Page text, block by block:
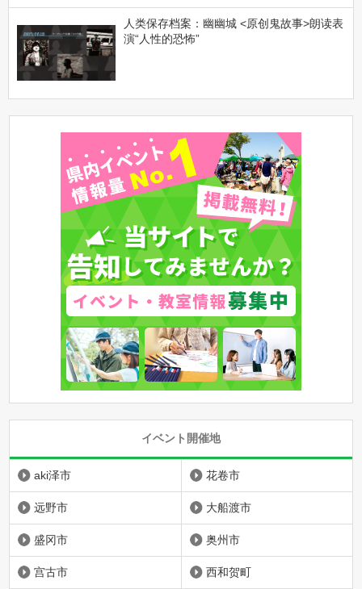
人类保存档案：幽幽城 <原创鬼故事>朗读表
演“人性的恐怖”
イベント開催地
aki泽市 花卷市
远野市 大船渡市
盛冈市 奥州市
宫古市 西和贺町